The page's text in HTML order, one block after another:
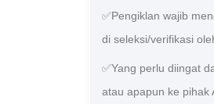
✅Pengiklan wajib
di seleksi/verifikasi
✅Yang perlu diingat
atau apapun ke pihak